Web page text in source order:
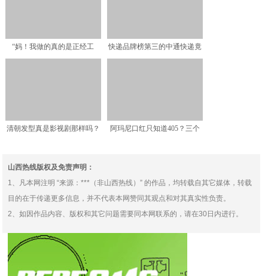
“妈！我做的真的是正经工
快递品牌榜第三的中通快递竟
清朝发型真是影视剧那样吗？
阿玛尼口红只知道405？三个
山西热线版权及免责声明：
1、凡本网注明 “来源：***（非山西热线）” 的作品，均转载自其它媒体，转载
目的在于传递更多信息，并不代表本网赞同其观点和对其真实性负责。
2、如因作品内容、版权和其它问题需要同本网联系的，请在30日内进行。